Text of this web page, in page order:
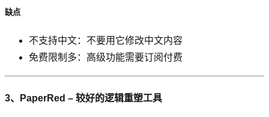
缺点
不支持中文：不要用它修改中文内容
免费限制多：高级功能需要订阅付费
3、PaperRed – 较好的逻辑重塑工具